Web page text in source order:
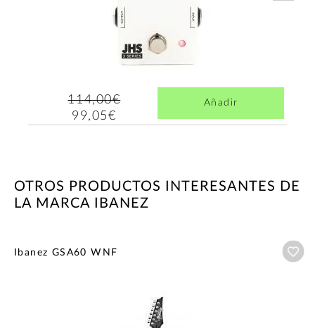
114,00€
99,05€
Añadir
OTROS PRODUCTOS INTERESANTES DE
LA MARCA IBANEZ
Ibanez GSA60 WNF